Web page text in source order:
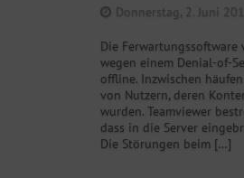
Donnerstag, 2. Juni
Die Ferwartungssoftware
wegen einem Denial-of-
offline. Inzwischen
von Nutzern, deren
wurden. Teamviewer
dass in die Server
Die Störungen beim […]